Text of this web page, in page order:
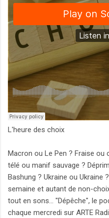
L'heure des choix
Macron ou Le Pen ? Fraise
télé ou manif sauvage ?
Bashung ? Ukraine ou Ukraine
semaine et autant de non-
tout en sons... "Dépêche", le
chaque mercredi sur ARTE